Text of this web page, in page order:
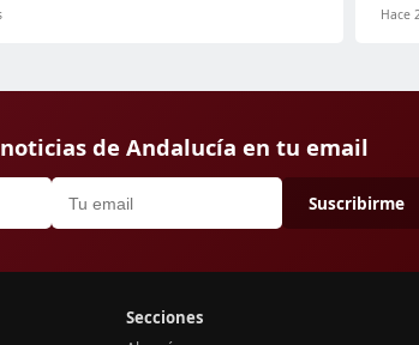
Hace
de Andalucía en tu email
Suscribirme
Secciones